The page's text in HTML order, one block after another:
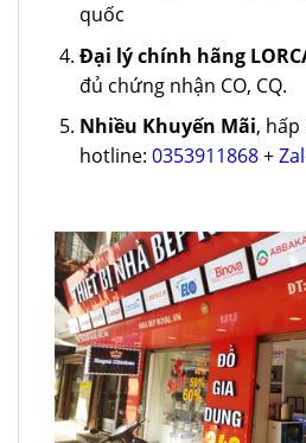
quốc
Đại lý chính hãng
đủ chứng nhận CO, CQ.
Nhiều Khuyến Mãi, hấp
hotline: 0353911868+